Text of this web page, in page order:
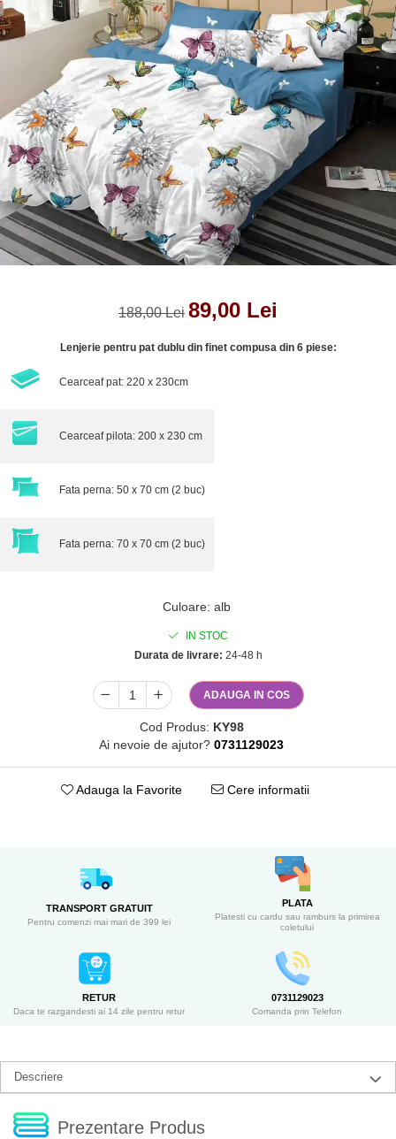
Lenjerii de pat Bumbac Poplin
Lenjerii de pat Catifea
Lenjerii de pat Damasc
Lenjerii de pat Finet + 2 Draperii
Lenjerii de pat Finet cu PLIURI
Lenjerii de pat finet Home
Lenjerii de pat Saten 4 piese cu
elastic
188,00 Lei 89,00 Lei
Lenjerie pentru pat dublu din finet compusa din 6 piese:
Cearceaf pat: 220 x 230cm
Cearceaf pilota: 200 x 230 cm
Fata perna: 50 x 70 cm (2 buc)
Fata perna: 70 x 70 cm (2 buc)
Culoare: alb
IN STOC
Durata de livrare: 24-48 h
ADAUGA IN COS
Cod Produs: KY98
Ai nevoie de ajutor? 0731129023
Adauga la Favorite Cere informatii
TRANSPORT GRATUIT
Pentru comenzi mai mari de 399 lei
PLATA
Platesti cu cardu sau ramburs la primirea
coletului
RETUR
Daca te razgandesti ai 14 zile pentru retur
0731129023
Comanda prin Telefon
Descriere
Prezentare Produs